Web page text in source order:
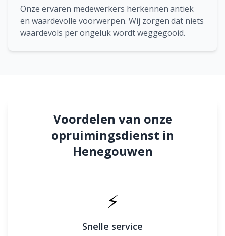
Onze ervaren medewerkers herkennen antiek
en waardevolle voorwerpen. Wij zorgen dat niets
waardevols per ongeluk wordt weggegooid.
Voordelen van onze
opruimingsdienst in
Henegouwen
⚡
Snelle service